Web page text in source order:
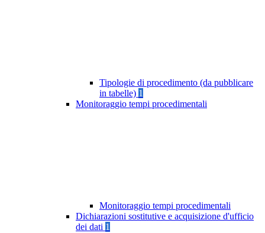
Tipologie di procedimento (da pubblicare
in tabelle) 1
Monitoraggio tempi procedimentali
Monitoraggio tempi procedimentali
Dichiarazioni sostitutive e acquisizione d'ufficio
dei dati 1